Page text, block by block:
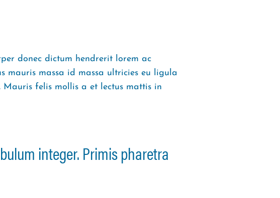
donec dictum hendrerit lorem ac
mauris massa id massa ultricies eu ligula
felis mollis a et lectus mattis in
integer. Primis pharetra